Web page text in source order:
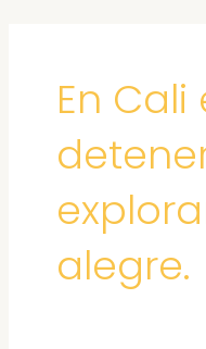
En
alegre.